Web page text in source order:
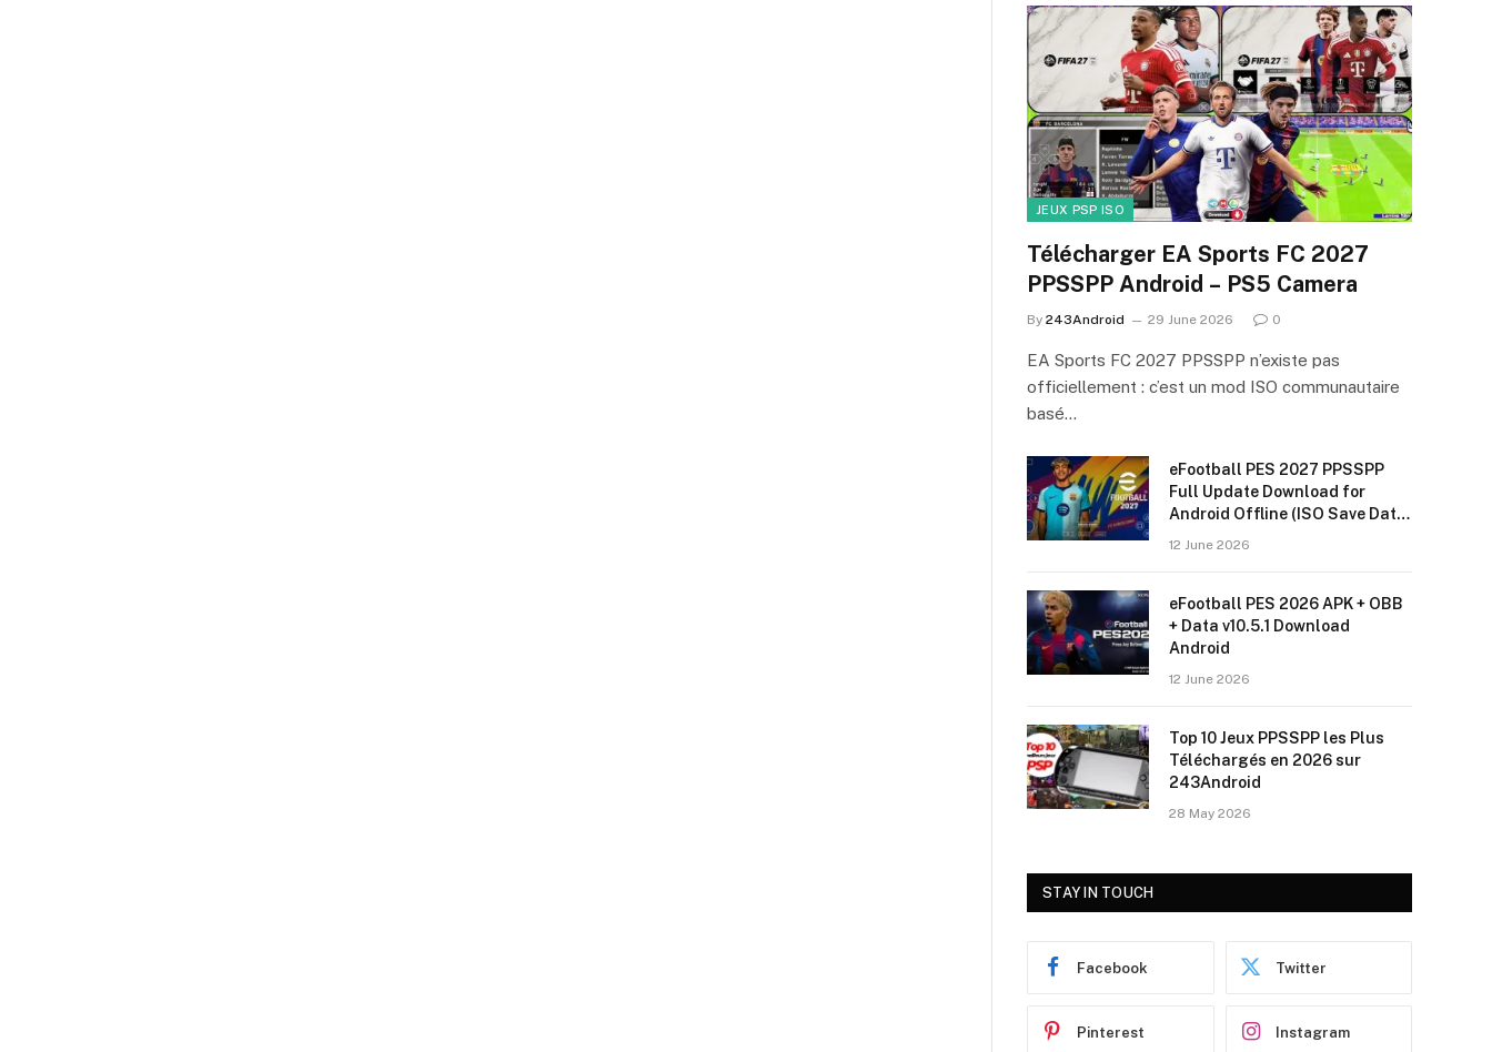
JEUX PSP ISO
Télécharger EA Sports FC 2027
PPSSPP Android – PS5 Camera
By 243Android 29 June 2026 0
EA Sports FC 2027 PPSSPP n’existe pas
officiellement : c’est un mod ISO communautaire
basé…
eFootball PES 2027 PPSSPP
Full Update Download for
Android Offline (ISO Save Data
12 June 2026
eFootball PES 2026 APK + OBB
+ Data v10.5.1 Download
Android
12 June 2026
Top 10 Jeux PPSSPP les Plus
Téléchargés en 2026 sur
243Android
28 May 2026
STAY IN TOUCH
Facebook Twitter
Pinterest Instagram